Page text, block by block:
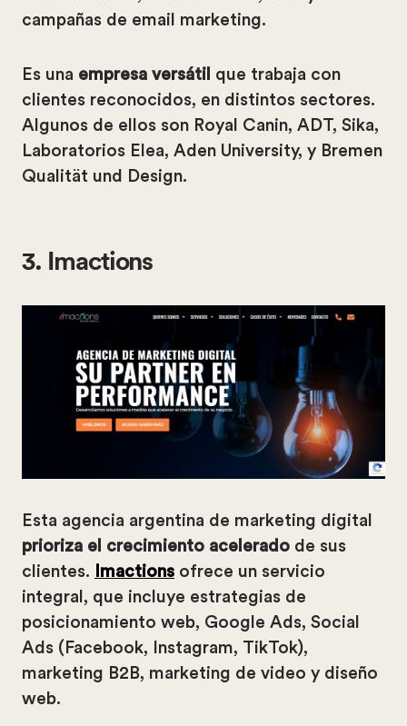
campañas de email marketing.
Es una empresa versátil que trabaja con
clientes reconocidos, en distintos sectores.
Algunos de ellos son Royal Canin, ADT, Sika,
Laboratorios Elea, Aden University, y Bremen
Qualität und Design.
3. Imactions
Esta agencia argentina de marketing digital
prioriza el crecimiento acelerado de sus
clientes.
Imactions ofrece un servicio
integral, que incluye estrategias de
posicionamiento web, Google Ads, Social
Ads (Facebook, Instagram, TikTok),
marketing B2B, marketing de video y diseño
web.